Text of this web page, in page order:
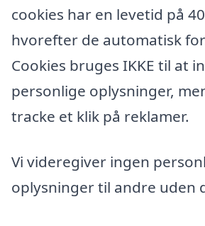
cookies har en levetid på
hvorefter de automatisk
Cookies bruges IKKE til at
personlige oplysninger,
tracke et klik på reklamer.
Vi videregiver ingen
oplysninger til andre uden